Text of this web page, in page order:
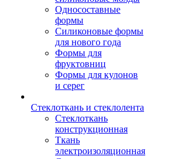
Односоставные
формы
Силиконовые формы
для нового года
Формы для
фруктовниц
Формы для кулонов
и серег
Стеклоткань и стеклолента
Стеклоткань
конструкционная
Ткань
электроизоляционная